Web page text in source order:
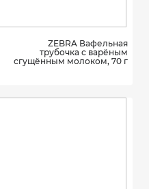
ZEBRA Вафельная
трубочка с варёным
сгущённым молоком, 70 г